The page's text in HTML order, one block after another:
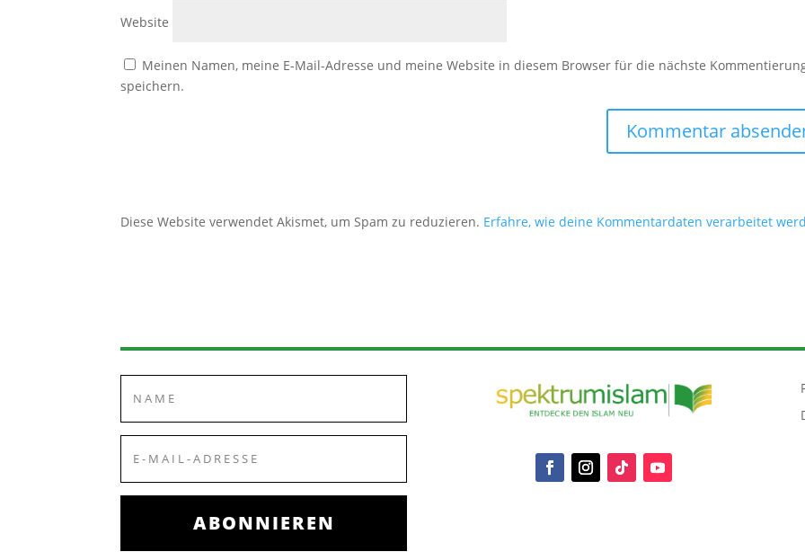
Website
Meinen Namen, meine E-Mail-Adresse und meine Website in diesem Browser für die nächste
speichern.
Diese Website verwendet Akismet, um Spam zu reduzieren. Erfahre, wie deine Kommentardaten verarbeitet
ABONNIEREN